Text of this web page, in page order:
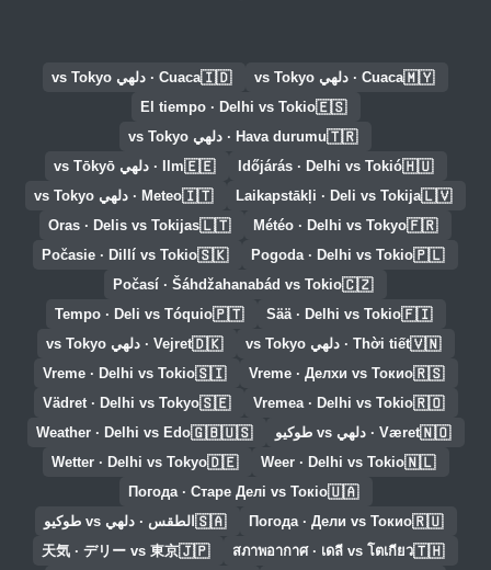
🇲🇾Cuaca · دلهي vs Tokyo 🇮🇩Cuaca · دلهي vs Tokyo
🇪🇸
El tiempo · Delhi vs Tokio
🇹🇷Hava durumu · دلهي vs Tokyo
🇭🇺
Időjárás · Delhi vs Tokió
🇪🇪Ilm · دلهي vs Tōkyō
🇱🇻
Laikapstākļi · Deli vs Tokija
🇮🇹Meteo · دلهي vs Tokyo
🇫🇷
Météo · Delhi vs Tokyo
🇱🇹
Oras · Delis vs Tokijas
🇵🇱
Pogoda · Delhi vs Tokio
🇸🇰
Počasie · Dillí vs Tokio
🇨🇿
Počasí · Šáhdžahanabád vs Tokio
🇫🇮
Sää · Delhi vs Tokio
🇵🇹
Tempo · Deli vs Tóquio
🇻🇳Thời tiết · دلهي vs Tokyo 🇩🇰Vejret · دلهي vs Tokyo
🇷🇸
Vreme · Делхи vs Токио
🇸🇮
Vreme · Delhi vs Tokio
🇷🇴
Vremea · Delhi vs Tokio
🇸🇪
Vädret · Delhi vs Tokyo
🇳🇴Været · دلهي vs طوكيو 🇬🇧🇺🇸
Weather · Delhi vs Edo
🇳🇱
Weer · Delhi vs Tokio
🇩🇪
Wetter · Delhi vs Tokyo
🇺🇦
Погода · Старе Делі vs Токіо
🇷🇺
Погода · Дели vs Токио
🇸🇦 الطقس · دلهي vs طوكيو
🇹🇭
สภาพอากาศ · เดลี vs โตเกียว
🇯🇵
天気 · デリー vs 東京